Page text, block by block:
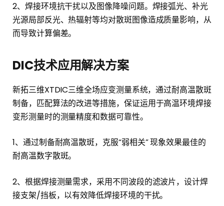
2、焊接环境抗干扰以及图像降噪问题。焊接弧光、补光
光源局部反光、热辐射等均对散斑图像造成质量影响，从
而导致计算偏差。
DIC技术应用解决方案
新拓三维XTDIC三维全场应变测量系统，通过耐高温散斑
制备，匹配算法的改进等措施，保证运用于高温环境焊接
变形测量时的测量精度和数据可靠性。
1、通过制备耐高温散斑，克服“弱相关” 现象效果最佳的
耐高温数字散斑。
2、根据焊接测量需求，采用不同波段的滤波片，设计焊
接支架/挡板，以有效降低焊接环境的干扰。